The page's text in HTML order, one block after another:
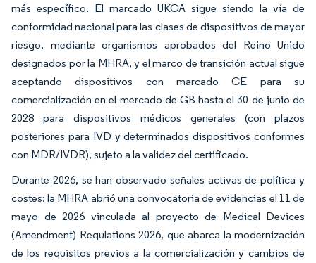
más específico. El marcado UKCA sigue siendo la vía de
conformidad nacional para las clases de dispositivos de mayor
riesgo, mediante organismos aprobados del Reino Unido
designados por la MHRA, y el marco de transición actual sigue
aceptando dispositivos con marcado CE para su
comercialización en el mercado de GB hasta el 30 de junio de
2028 para dispositivos médicos generales (con plazos
posteriores para IVD y determinados dispositivos conformes
con MDR/IVDR), sujeto a la validez del certificado.
Durante 2026, se han observado señales activas de política y
costes: la MHRA abrió una convocatoria de evidencias el 11 de
mayo de 2026 vinculada al proyecto de Medical Devices
(Amendment) Regulations 2026, que abarca la modernización
de los requisitos previos a la comercialización y cambios de